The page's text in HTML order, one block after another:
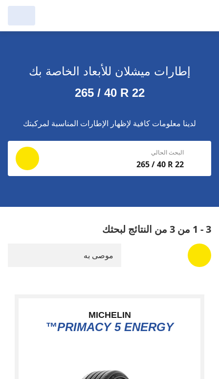
إجراء بحث جديد
إجراء بحث جديد
إطارات ميشلان للأبعاد الخاصة بك
265 / 40 R 22
لدينا معلومات كافية لإظهار الإطارات المناسبة لمركبتك
البحث الحالي
265 / 40 R 22
3 - 1 من 3 من النتائج لبحثك
موصى به
MICHELIN
PRIMACY 5 ENERGY™